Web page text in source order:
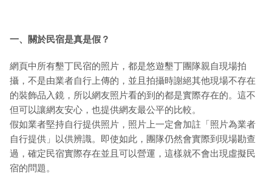
一、關於民宿是真是假？
網頁中所有墾丁民宿的照片，都是悠遊墾丁團隊親自現場拍
攝，不是由業者自行上傳的，並且拍攝時謝絕其他現場不存在
的裝飾品入鏡，所以網友照片看的到的都是實際存在的。這不
但可以讓網友安心，也提供網友最公平的比較。
假如業者堅持自行提供照片，照片上一定會加註「照片為業者
自行提供」以供辨識。即使如此，團隊仍然會實際到現場勘查
過，確定民宿實際存在並且可以營運，這樣就不會出現虛擬民
宿的問題。